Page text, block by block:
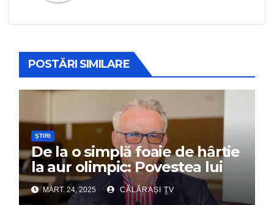
POSTĂRI SIMILARE
ȘTIRI
De la o simplă foaie de hârtie
la aur olimpic: Povestea lui
Dumitru Chirilă
MART. 24, 2025 CĂLĂRAȘI TV